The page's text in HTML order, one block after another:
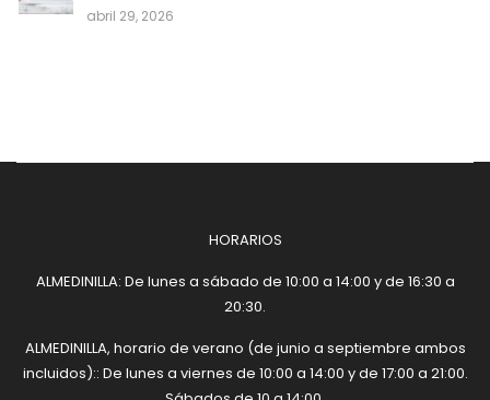
abril 29, 2026
HORARIOS
ALMEDINILLA: De lunes a sábado de 10:00 a 14:00 y de 16:30 a
20:30.
ALMEDINILLA, horario de verano (de junio a septiembre ambos
incluidos):: De lunes a viernes de 10:00 a 14:00 y de 17:00 a 21:00.